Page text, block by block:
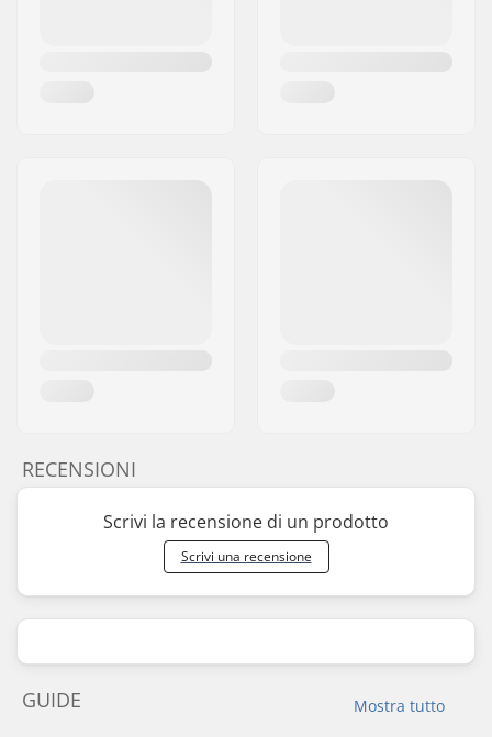
RECENSIONI
Scrivi la recensione di un prodotto
Scrivi una recensione
Mostra tutto
GUIDE